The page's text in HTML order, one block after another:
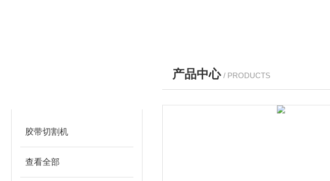
胶带切割机
查看全部
产品中心 / PRODUCTS